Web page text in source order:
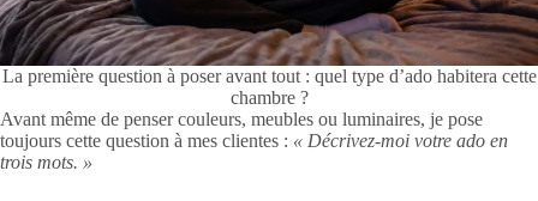
La première question à poser avant tout : quel type d’ado habitera cette
chambre ?
Avant même de penser couleurs, meubles ou luminaires, je pose
toujours cette question à mes clientes : « Décrivez-moi votre ado en
trois mots. »